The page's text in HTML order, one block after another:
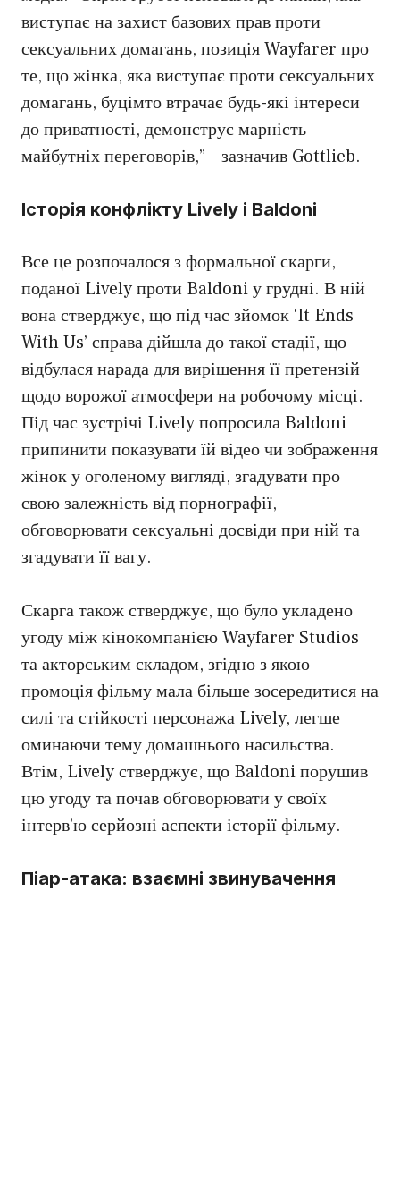
виступає на захист базових прав проти
сексуальних домагань, позиція Wayfarer про
те, що жінка, яка виступає проти сексуальних
домагань, буцімто втрачає будь-які інтереси
до приватності, демонструє марність
майбутніх переговорів,” – зазначив Gottlieb.
Історія конфлікту Lively і Baldoni
Все це розпочалося з формальної скарги,
поданої Lively проти Baldoni у грудні. В ній
вона стверджує, що під час зйомок ‘It Ends
With Us’ справа дійшла до такої стадії, що
відбулася нарада для вирішення її претензій
щодо ворожої атмосфери на робочому місці.
Під час зустрічі Lively попросила Baldoni
припинити показувати їй відео чи зображення
жінок у оголеному вигляді, згадувати про
свою залежність від порнографії,
обговорювати сексуальні досвіди при ній та
згадувати її вагу.
Скарга також стверджує, що було укладено
угоду між кінокомпанією Wayfarer Studios
та акторським складом, згідно з якою
промоція фільму мала більше зосередитися на
силі та стійкості персонажа Lively, легше
оминаючи тему домашнього насильства.
Втім, Lively стверджує, що Baldoni порушив
цю угоду та почав обговорювати у своїх
інтерв’ю серйозні аспекти історії фільму.
Піар-атака: взаємні звинувачення